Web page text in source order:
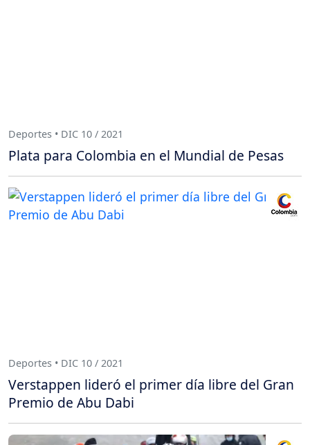
Deportes • DIC 10 / 2021
Plata para Colombia en el Mundial de Pesas
Deportes • DIC 10 / 2021
Verstappen lideró el primer día libre del Gran
Premio de Abu Dabi